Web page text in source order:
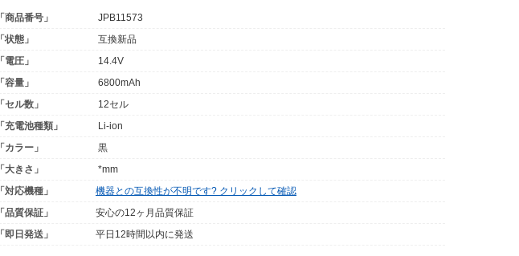
「商品番号」
JPB11573
「状態」
互換新品
「電圧」
14.4V
「容量」
6800mAh
「セル数」
12セル
「充電池種類」
Li-ion
「カラー」
黒
「大きさ」
*mm
「対応機種」
機器との互換性が不明です? クリックして確認
「品質保証」
安心の12ヶ月品質保証
「即日発送」
平日12時間以内に発送